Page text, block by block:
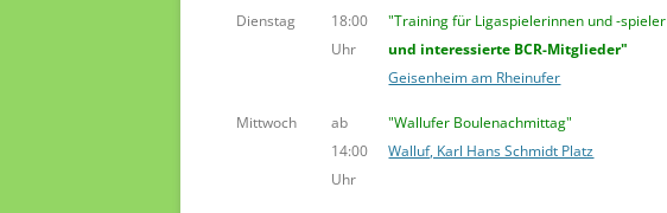
Dienstag
18:00
Uhr
"Training für Ligaspielerinnen und -spieler
und interessierte BCR-Mitglieder"
Geisenheim am Rheinufer
Mittwoch
ab
14:00
Uhr
"Wallufer Boulenachmittag"
Walluf, Karl Hans Schmidt Platz